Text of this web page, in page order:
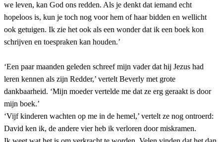
we leven, kan God ons redden. Als je denkt dat iemand echt
hopeloos is, kun je toch nog voor hem of haar bidden en wellicht
ook getuigen. Ik zie het ook als een wonder dat ik een boek kon
schrijven en toespraken kan houden.’
‘Een paar maanden geleden schreef mijn vader dat hij Jezus had
leren kennen als zijn Redder,’ vertelt Beverly met grote
dankbaarheid. ‘Mijn moeder vertelde me dat ze erg geraakt is door
mijn boek.’
‘Vijf kinderen wachten op me in de hemel,’ vertelt ze nog ontroerd:
David ken ik, de andere vier heb ik verloren door miskramen.